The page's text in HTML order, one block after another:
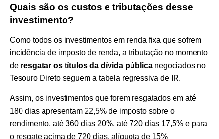
Quais são os custos e tributações desse
investimento?
Como todos os investimentos em renda fixa que sofrem
incidência de imposto de renda, a tributação no momento
de resgatar os títulos da dívida pública negociados no
Tesouro Direto seguem a tabela regressiva de IR.
Assim, os investimentos que forem resgatados em até
180 dias apresentam 22,5% de imposto sobre o
rendimento, até 360 dias 20%, até 720 dias 17,5% e para
o resgate acima de 720 dias, alíquota de 15%